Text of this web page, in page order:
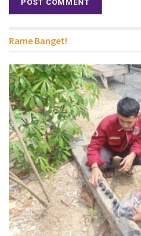
Rame Banget!